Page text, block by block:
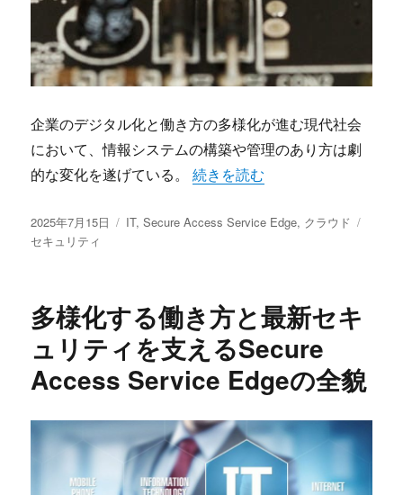
企業のデジタル化と働き方の多様化が進む現代社会
において、情報システムの構築や管理のあり方は劇
的な変化を遂げている。“クラウド時代のSecure Access
続きを読む
投
稿
2025年7月15日
カ
IT,Secure Access Service Edge, クラウド
セキュリティ
多様化する働き方と最新セキ
ュリティを支えるSecure
Access Service Edgeの全貌